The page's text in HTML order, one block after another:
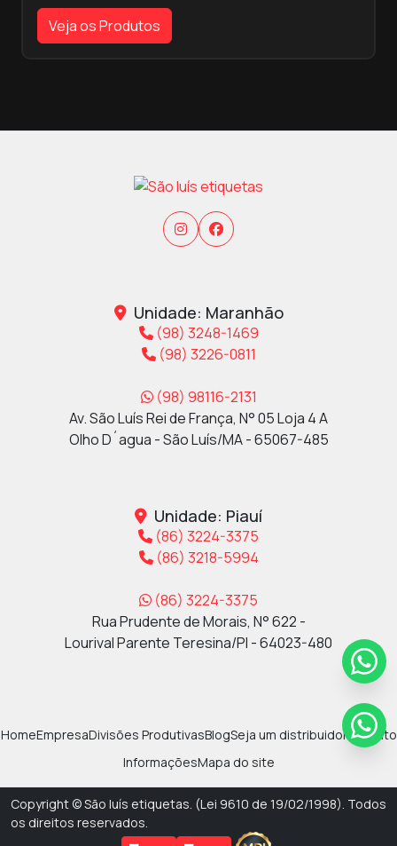
Veja os Produtos
Unidade: Maranhão
(98) 3248-1469
(98) 3226-0811
(98) 98116-2131
Av. São Luís Rei de França, N° 05 Loja 4 A
Olho D´agua - São Luís/MA - 65067-485
Unidade: Piauí
(86) 3224-3375
(86) 3218-5994
(86) 3224-3375
Rua Prudente de Morais, N° 622 -
Lourival Parente Teresina/PI - 64023-480
HomeEmpresaDivisões ProdutivasBlogSeja um distribuidor Contato
InformaçõesMapa do site
Copyright © São luís etiquetas. (Lei 9610 de 19/02/1998). Todos
os direitos reservados.